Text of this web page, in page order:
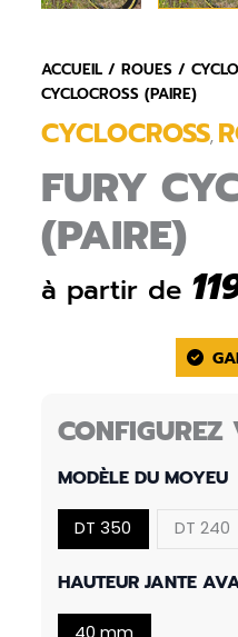
ACCUEIL /ROUES /
CYCLOCROSS (PAIRE)
CYCLOCROSS,
FURY
(PAIRE)
à partir de
CONFIGUREZ
MODÈLE DU MOYEU
DT 350 DT 240
HAUTEUR JANTE